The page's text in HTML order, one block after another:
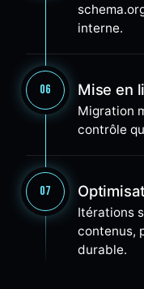
interne.
06 Mise en
Migration
contrôle
07
Itérations
contenus,
durable.